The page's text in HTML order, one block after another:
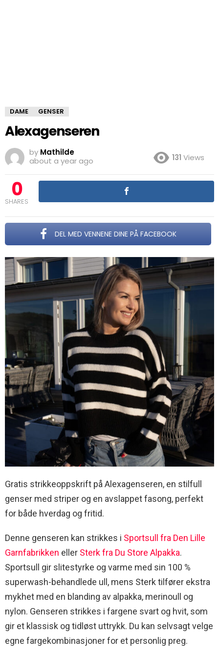
DAME GENSER
Alexagenseren
by Mathilde
about a year ago
131 Views
0
SHARES
DEL MED VENNENE DINE PÅ FACEBOOK
Gratis strikkeoppskrift på Alexagenseren, en stilfull
genser med striper og en avslappet fasong, perfekt
for både hverdag og fritid.
Denne genseren kan strikkes i Sportsull fra Den Lille
Garnfabrikken eller Sterk fra Du Store Alpakka.
Sportsull gir slitestyrke og varme med sin 100 %
superwash-behandlede ull, mens Sterk tilfører ekstra
mykhet med en blanding av alpakka, merinoull og
nylon. Genseren strikkes i fargene svart og hvit, som
gir et klassisk og tidløst uttrykk. Du kan selvsagt velge
egne fargekombinasjoner for et personlig preg.